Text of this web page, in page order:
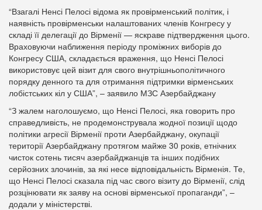
“Взагалі Ненсі Пелосі відома як провірменський політик, і
наявність провірменськи налаштованих членів Конгресу у
складі її делегації до Вірменії — яскраве підтвердження цього.
Враховуючи наближення періоду проміжних виборів до
Конгресу США, складається враження, що Ненсі Пелосі
використовує цей візит для свого внутрішньополітичного
порядку денного та для отримання підтримки вірменських
лобістських кіл у США”, – заявило МЗС Азербайджану
“З жалем наголошуємо, що Ненсі Пелосі, яка говорить про
справедливість, не продемонструвала жодної позиції щодо
політики агресії Вірменії проти Азербайджану, окупації
території Азербайджану протягом майже 30 років, етнічних
чисток сотень тисяч азербайджанців та інших подібних
серйозних злочинів, за які несе відповідальність Вірменія. Те,
що Ненсі Пелосі сказала під час свого візиту до Вірменії, слід
розцінювати як заяву на основі вірменської пропаганди”, –
додали у міністерстві.